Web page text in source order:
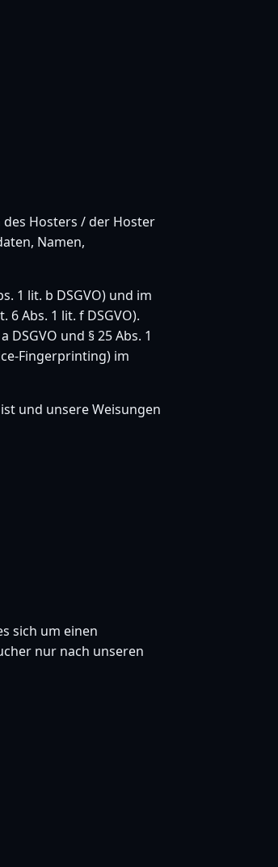
Hosters / der Hoster
Namen,
1 lit. b DSGVO) und im
Abs. 1 lit. f DSGVO).
und § 25 Abs. 1
Fingerprinting) im
und unsere Weisungen
sich um einen
nur nach unseren